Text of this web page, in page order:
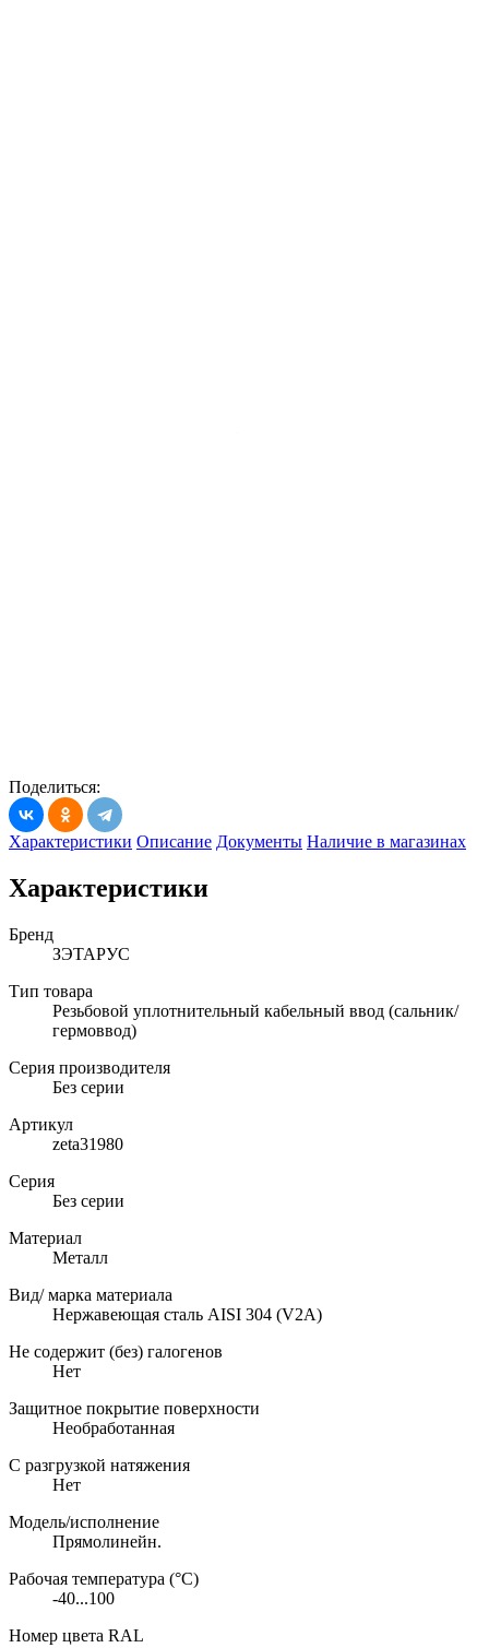
Поделиться:
Характеристики Описание Документы Наличие в магазинах
Характеристики
Бренд
ЗЭТАРУС
Тип товара
Резьбовой уплотнительный кабельный ввод (сальник/
гермоввод)
Серия производителя
Без серии
Артикул
zeta31980
Серия
Без серии
Материал
Металл
Вид/ марка материала
Нержавеющая сталь AISI 304 (V2A)
Не содержит (без) галогенов
Нет
Защитное покрытие поверхности
Необработанная
С разгрузкой натяжения
Нет
Модель/исполнение
Прямолинейн.
Рабочая температура (°C)
-40...100
Номер цвета RAL